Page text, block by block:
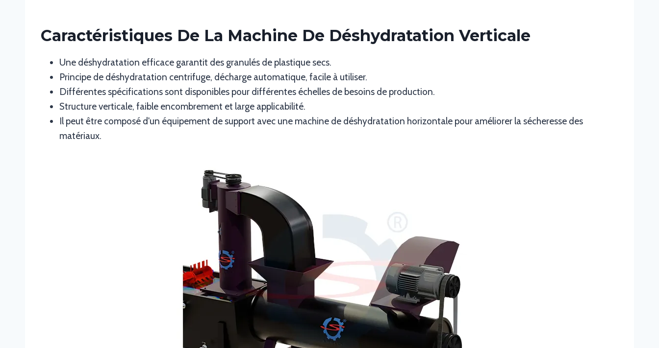
Caractéristiques De La Machine De Déshydratation Verticale
Une déshydratation efficace garantit des granulés de plastique secs.
Principe de déshydratation centrifuge, décharge automatique, facile à utiliser.
Différentes spécifications sont disponibles pour différentes échelles de besoins de production.
Structure verticale, faible encombrement et large applicabilité.
Il peut être composé d'un équipement de support avec une machine de déshydratation horizontale pour améliorer la sécheresse des
matériaux.